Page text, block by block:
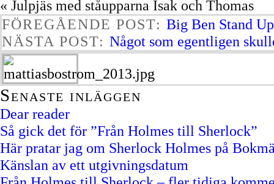
« Julpjäs med ståupparna Isak och Thomas
FÖREGÅENDE POST: Big Ben Stand
NÄSTA POST: Något som egentligen
Senaste inläggen
Dear reader
Så gick det för ”Från Holmes till Sherlock”
Här pratar jag om Sherlock Holmes på
Känslan av ett utgivningsdatum